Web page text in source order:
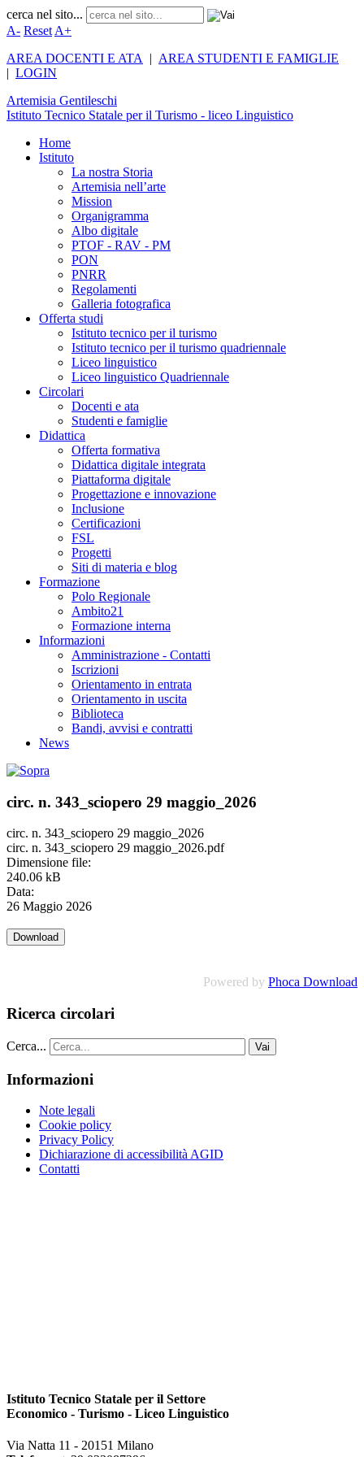
cerca nel sito...
A- Reset A+
AREA DOCENTI E ATA
| AREA STUDENTI E FAMIGLIE
| LOGIN
Artemisia Gentileschi
Istituto Tecnico Statale per il Turismo - liceo Linguistico
Home
Istituto
La nostra Storia
Artemisia nell’arte
Mission
Organigramma
Albo digitale
PTOF - RAV - PM
PON
PNRR
Regolamenti
Galleria fotografica
Offerta studi
Istituto tecnico per il turismo
Istituto tecnico per il turismo quadriennale
Liceo linguistico
Liceo linguistico Quadriennale
Circolari
Docenti e ata
Studenti e famiglie
Didattica
Offerta formativa
Didattica digitale integrata
Piattaforma digitale
Progettazione e innovazione
Inclusione
Certificazioni
FSL
Progetti
Siti di materia e blog
Formazione
Polo Regionale
Ambito21
Formazione interna
Informazioni
Amministrazione - Contatti
Iscrizioni
Orientamento in entrata
Orientamento in uscita
Biblioteca
Bandi, avvisi e contratti
News
circ. n. 343_sciopero 29 maggio_2026
circ. n. 343_sciopero 29 maggio_2026
circ. n. 343_sciopero 29 maggio_2026.pdf
Dimensione file:
240.06 kB
Data:
26 Maggio 2026
Powered by Phoca Download
Ricerca circolari
Cerca... Vai
Informazioni
Note legali
Cookie policy
Privacy Policy
Dichiarazione di accessibilità AGID
Contatti
Istituto Tecnico Statale per il Settore
Economico - Turismo - Liceo Linguistico
Via Natta 11 - 20151 Milano